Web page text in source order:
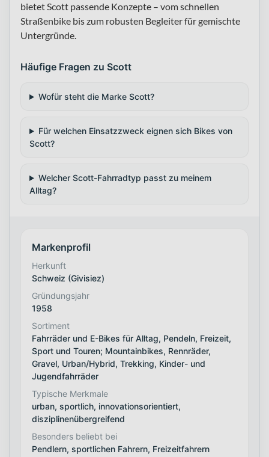
bietet Scott passende Konzepte – vom schnellen
Straßenbike bis zum robusten Begleiter für gemischte
Untergründe.
Häufige Fragen zu Scott
Wofür steht die Marke Scott?
Für welchen Einsatzzweck eignen sich Bikes von
Scott?
Welcher Scott-Fahrradtyp passt zu meinem
Alltag?
Markenprofil
Herkunft
Schweiz (Givisiez)
Gründungsjahr
1958
Sortiment
Fahrräder und E-Bikes für Alltag, Pendeln, Freizeit,
Sport und Touren; Mountainbikes, Rennräder,
Gravel, Urban/Hybrid, Trekking, Kinder- und
Jugendfahrräder
Typische Merkmale
urban, sportlich, innovationsorientiert,
disziplinenübergreifend
Besonders beliebt bei
Pendlern, sportlichen Fahrern, Freizeitfahrern